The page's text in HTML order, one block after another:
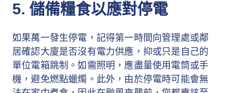
5. 儲備糧食以應對停電
如果萬一發生停電，記得第一時間向管理處或鄰
居確認大廈是否沒有電力供應，抑或只是自己的
單位電箱跳制。如需照明，應盡量使用電筒或手
機，避免燃點蠟燭。此外，由於停電時可能會無